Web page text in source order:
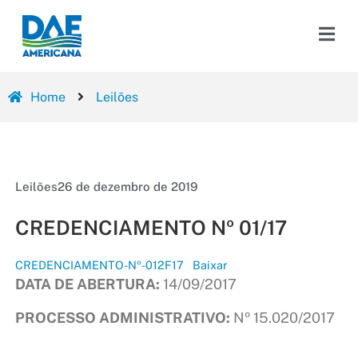
Home Leilões
Leilões26 de dezembro de 2019
CREDENCIAMENTO Nº 01/17
CREDENCIAMENTO-Nº-012F17 Baixar
DATA DE ABERTURA: 14/09/2017
PROCESSO ADMINISTRATIVO: Nº 15.020/2017